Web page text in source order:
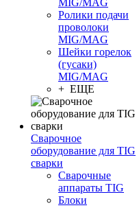
MIG/MAG
Ролики подачи
проволоки
MIG/MAG
Шейки горелок
(гусаки)
MIG/MAG
+ ЕЩЕ
Сварочное
оборудование для TIG
сварки
Сварочные
аппараты TIG
Блоки